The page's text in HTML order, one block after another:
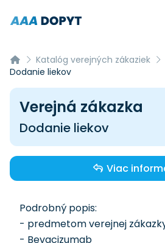
Katalóg verejných zákaziek
Dodanie liekov
Verejná zákazka
Dodanie liekov
Viac
Podrobný popis:
- predmetom verejnej
- Bevacizumab